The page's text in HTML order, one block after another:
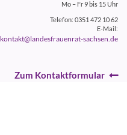
Mo – Fr 9 bis 15 Uhr
Telefon: 0351 472 10 62
E-Mail:
kontakt@landesfrauenrat-sachsen.de
Zum Kontaktformular